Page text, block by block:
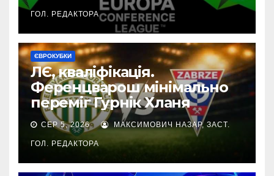
ГОЛ. РЕДАКТОРА
ЄВРОКУБКИ
ЛЄ, кваліфікація.
Ференцварош мінімально
переміг Гурнік Хланя
СЕР 5, 2026 МАКСИМОВИЧ НАЗАР, ЗАСТ.
ГОЛ. РЕДАКТОРА